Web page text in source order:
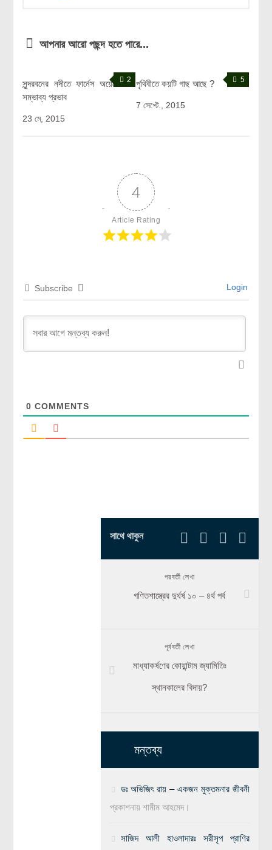
আপনার আরো পছন্দ হতে পারে...
2
সুন্দরবনের নদীতে ফার্নেস অয়েলের
সম্ভাব্য প্রভাব
23 মে, 2015
5
পৃথিবীতে কয়টি গাছ আছে ?
7 সেপ্টে., 2015
4
Article Rating
Subscribe Login
0 COMMENTS
সাথে থাকুন
পরবর্তী লেখা
গণিতশাস্ত্রের দুর্ধর্ষ ১০ – ৪র্থ পর্ব
পূর্ববর্তী লেখা
মাধ্যাকর্ষণের কোয়ান্টাম জ্যামিতিঃ
স্থানকালের বিদায়?
মন্তব্য
ডঃ অভিজিৎ রায় – একজন মুক্তমনার জীবনী
প্রকাশনায় শামীম আহমেদ।
সাজিদ আলী হাওলাদারঃ সরীসৃপ প্রাণির